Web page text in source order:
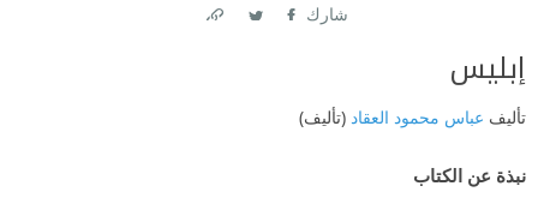
شارك
إبليس
تأليف عباس محمود العقاد (تأليف)
نبذة عن الكتاب